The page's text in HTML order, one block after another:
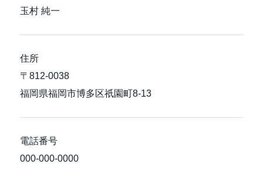
玉村 純一
住所
〒812-0038
福岡県福岡市博多区祇園町8-13
電話番号
000-000-0000